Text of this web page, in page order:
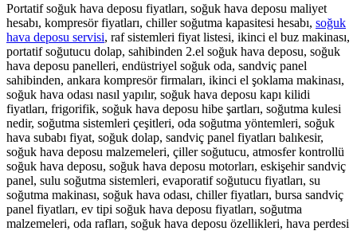
Portatif soğuk hava deposu fiyatları, soğuk hava deposu maliyet
hesabı, kompresör fiyatları, chiller soğutma kapasitesi hesabı, soğuk
hava deposu servisi, raf sistemleri fiyat listesi, ikinci el buz makinası,
portatif soğutucu dolap, sahibinden 2.el soğuk hava deposu, soğuk
hava deposu panelleri, endüstriyel soğuk oda, sandviç panel
sahibinden, ankara kompresör firmaları, ikinci el şoklama makinası,
soğuk hava odası nasıl yapılır, soğuk hava deposu kapı kilidi
fiyatları, frigorifik, soğuk hava deposu hibe şartları, soğutma kulesi
nedir, soğutma sistemleri çeşitleri, oda soğutma yöntemleri, soğuk
hava subabı fiyat, soğuk dolap, sandviç panel fiyatları balıkesir,
soğuk hava deposu malzemeleri, çiller soğutucu, atmosfer kontrollü
soğuk hava deposu, soğuk hava deposu motorları, eskişehir sandviç
panel, sulu soğutma sistemleri, evaporatif soğutucu fiyatları, su
soğutma makinası, soğuk hava odası, chiller fiyatları, bursa sandviç
panel fiyatları, ev tipi soğuk hava deposu fiyatları, soğutma
malzemeleri, oda rafları, soğuk hava deposu özellikleri, hava perdesi